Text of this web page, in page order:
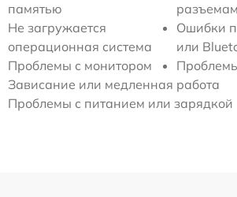
памятью
Не загружается
операционная система
Проблемы с монитором
Ошибки
или
Зависание или медленная работа
Проблемы с питанием или зарядкой